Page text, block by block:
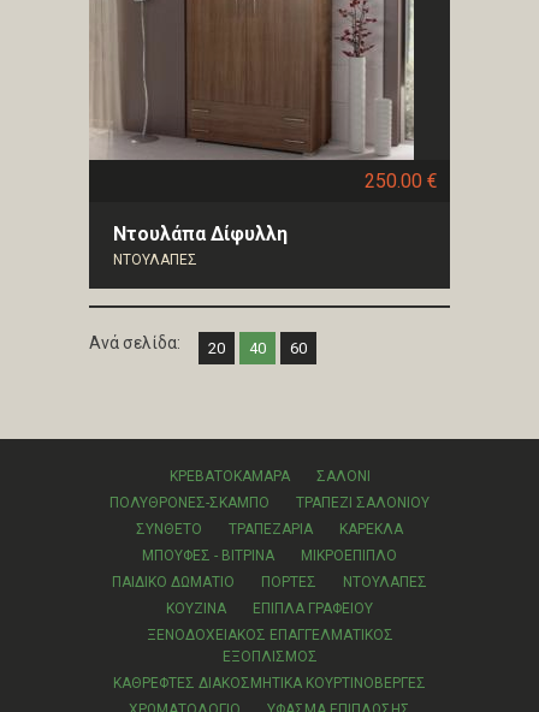
250.00 €
Ντουλάπα Δίφυλλη
ΝΤΟΥΛΑΠΕΣ
Ανά σελίδα: 20 40 60
ΚΡΕΒΑΤΟΚΑΜΑΡΑ
ΣΑΛΟΝΙ
ΠΟΛΥΘΡΟΝΕΣ-ΣΚΑΜΠΟ
ΤΡΑΠΕΖΙ ΣΑΛΟΝΙΟΥ
ΣΥΝΘΕΤΟ
ΤΡΑΠΕΖΑΡΙΑ
ΚΑΡΕΚΛΑ
ΜΠΟΥΦΕΣ - ΒΙΤΡΙΝΑ
ΜΙΚΡΟΕΠΙΠΛΟ
ΠΑΙΔΙΚΟ ΔΩΜΑΤΙΟ
ΠΟΡΤΕΣ
ΝΤΟΥΛΑΠΕΣ
ΚΟΥΖΙΝΑ
ΕΠΙΠΛΑ ΓΡΑΦΕΙΟΥ
ΞΕΝΟΔΟΧΕΙΑΚΟΣ ΕΠΑΓΓΕΛΜΑΤΙΚΟΣ
ΕΞΟΠΛΙΣΜΟΣ
ΚΑΘΡΕΦΤΕΣ ΔΙΑΚΟΣΜΗΤΙΚΑ ΚΟΥΡΤΙΝΟΒΕΡΓΕΣ